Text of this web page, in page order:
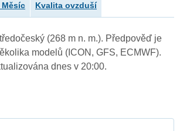
Měsíc Kvalita ovzduší
(268 m n. m.). Předpověď je
modelů (ICON, GFS, ECMWF).
dnes v 20:00.